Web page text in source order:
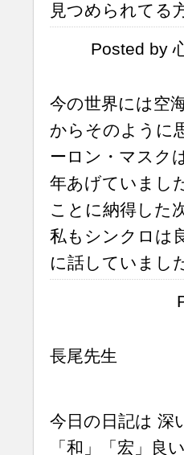
見つめられてる
Posted by
今の世界には空
からそのように
ーロン・マスク
年あげていまし
ことに納得した
私もシンクロは
に話していまし
長尾先生
今日の日記は 深
「和」「宏」良